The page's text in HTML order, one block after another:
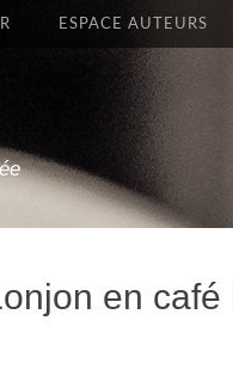
ESPACE AUTEURS
en café